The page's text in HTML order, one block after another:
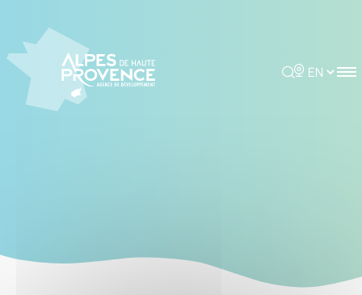
Rechercher
Choisir la